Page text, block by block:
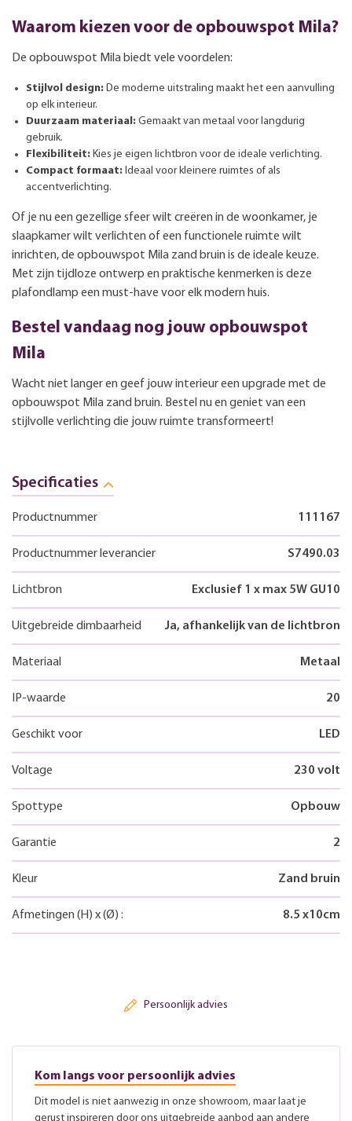
Waarom kiezen voor de opbouwspot Mila?
De opbouwspot Mila biedt vele voordelen:
Stijlvol design: De moderne uitstraling maakt het een aanvulling
op elk interieur.
Duurzaam materiaal: Gemaakt van metaal voor langdurig
gebruik.
Flexibiliteit: Kies je eigen lichtbron voor de ideale verlichting.
Compact formaat: Ideaal voor kleinere ruimtes of als
accentverlichting.
Of je nu een gezellige sfeer wilt creëren in de woonkamer, je
slaapkamer wilt verlichten of een functionele ruimte wilt
inrichten, de opbouwspot Mila zand bruin is de ideale keuze.
Met zijn tijdloze ontwerp en praktische kenmerken is deze
plafondlamp een must-have voor elk modern huis.
Bestel vandaag nog jouw opbouwspot
Mila
Wacht niet langer en geef jouw interieur een upgrade met de
opbouwspot Mila zand bruin. Bestel nu en geniet van een
stijlvolle verlichting die jouw ruimte transformeert!
Specificaties
Productnummer 111167
Productnummer leverancier S7490.03
Lichtbron Exclusief 1 x max 5W GU10
Uitgebreide dimbaarheid Ja, afhankelijk van de lichtbron
Materiaal Metaal
IP-waarde 20
Geschikt voor LED
Voltage 230 volt
Spottype Opbouw
Garantie 2
Kleur Zand bruin
Afmetingen (H) x(Ø) : 8.5 x10cm
Persoonlijk advies
Kom langs voor persoonlijk advies
Dit model is niet aanwezig in onze showroom, maar laat je
gerust inspireren door ons uitgebreide aanbod aan andere